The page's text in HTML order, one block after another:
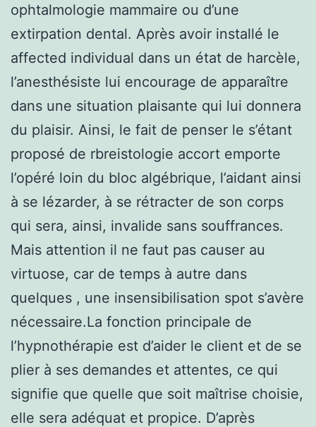
ophtalmologie mammaire ou d’une
extirpation dental. Après avoir installé le
affected individual dans un état de harcèle,
l’anesthésiste lui encourage de apparaître
dans une situation plaisante qui lui donnera
du plaisir. Ainsi, le fait de penser le s’étant
proposé de rbreistologie accort emporte
l’opéré loin du bloc algébrique, l’aidant ainsi
à se lézarder, à se rétracter de son corps
qui sera, ainsi, invalide sans souffrances.
Mais attention il ne faut pas causer au
virtuose, car de temps à autre dans
quelques , une insensibilisation spot s’avère
nécessaire.La fonction principale de
l’hypnothérapie est d’aider le client et de se
plier à ses demandes et attentes, ce qui
signifie que quelle que soit maîtrise choisie,
elle sera adéquat et propice. D’après